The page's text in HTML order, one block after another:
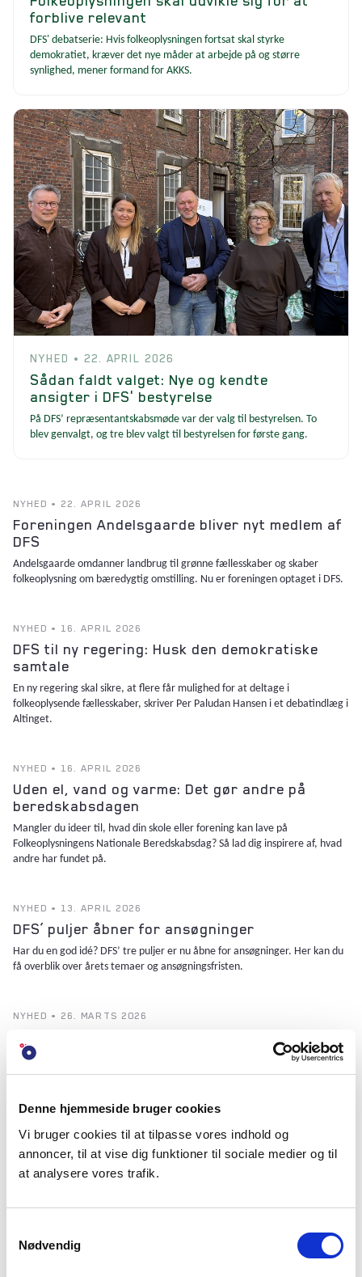
Denne hjemmeside bruger cookies
Vi bruger cookies til at tilpasse vores indhold og
annoncer, til at vise dig funktioner til sociale medier og til
at analysere vores trafik.
Nødvendig
forblive relevant
DFS' debatserie: Hvis folkeoplysningen fortsat skal styrke
demokratiet, kræver det nye måder at arbejde på og større
synlighed, mener formand for AKKS.
NYHED • 22. APRIL 2026
Sådan faldt valget: Nye og kendte
ansigter i DFS' bestyrelse
På DFS’ repræsentantskabsmøde var der valg til bestyrelsen. To
blev genvalgt, og tre blev valgt til bestyrelsen for første gang.
NYHED • 22. APRIL 2026
Foreningen Andelsgaarde bliver nyt medlem af
DFS
Andelsgaarde omdanner landbrug til grønne fællesskaber og skaber
folkeoplysning om bæredygtig omstilling. Nu er foreningen optaget i DFS.
NYHED • 16. APRIL 2026
DFS til ny regering: Husk den demokratiske
samtale
En ny regering skal sikre, at flere får mulighed for at deltage i
folkeoplysende fællesskaber, skriver Per Paludan Hansen i et debatindlæg i
Altinget.
NYHED • 16. APRIL 2026
Uden el, vand og varme: Det gør andre på
beredskabsdagen
Mangler du ideer til, hvad din skole eller forening kan lave på
Folkeoplysningens Nationale Beredskabsdag? Så lad dig inspirere af, hvad
andre har fundet på.
NYHED • 13. APRIL 2026
DFS’ puljer åbner for ansøgninger
Har du en god idé? DFS’ tre puljer er nu åbne for ansøgninger. Her kan du
få overblik over årets temaer og ansøgningsfristen.
NYHED • 26. MARTS 2026
civilsamfundet
Civilsamfundet skal have frihed til at handle, hvis det skal bidrage til at løse
Rasmussen.
NYHED • 25. MARTS 2026
Insektoptog og smørrebrød: Seks grønne
140.000 kroner til seks projekter, der skal engagere flere i den grønne
omstilling.